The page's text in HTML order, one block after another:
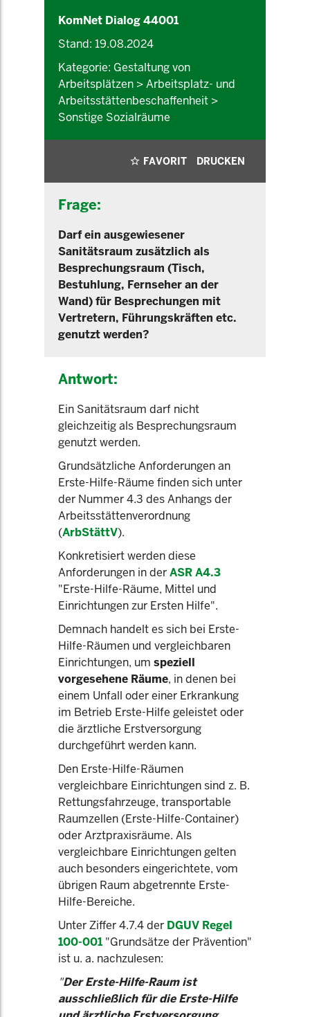
KomNet Dialog 44001
Stand: 19.08.2024
Kategorie: Gestaltung von
Arbeitsplätzen > Arbeitsplatz- und
Arbeitsstättenbeschaffenheit >
Sonstige Sozialräume
FAVORIT DRUCKEN
Frage:
Darf ein ausgewiesener
Sanitätsraum zusätzlich als
Besprechungsraum (Tisch,
Bestuhlung, Fernseher an der
Wand) für Besprechungen mit
Vertretern, Führungskräften etc.
genutzt werden?
Antwort:
Ein Sanitätsraum darf nicht
gleichzeitig als Besprechungsraum
genutzt werden.
Grundsätzliche Anforderungen an
Erste-Hilfe-Räume finden sich unter
der Nummer 4.3 des Anhangs der
Arbeitsstättenverordnung
(ArbStättV).
Konkretisiert werden diese
Anforderungen in derASR A4.3
"Erste-Hilfe-Räume, Mittel und
Einrichtungen zur Ersten Hilfe".
Demnach handelt es sich bei Erste-
Hilfe-Räumen und vergleichbaren
Einrichtungen, um speziell
vorgesehene Räume, in denen bei
einem Unfall oder einer Erkrankung
im Betrieb Erste-Hilfe geleistet oder
die ärztliche Erstversorgung
durchgeführt werden kann.
Den Erste-Hilfe-Räumen
vergleichbare Einrichtungen sind z. B.
Rettungsfahrzeuge, transportable
Raumzellen (Erste-Hilfe-Container)
oder Arztpraxisräume. Als
vergleichbare Einrichtungen gelten
auch besonders eingerichtete, vom
übrigen Raum abgetrennte Erste-
Hilfe-Bereiche.
Unter Ziffer 4.7.4 der DGUV Regel
100-001 "Grundsätze der Prävention"
ist u. a. nachzulesen:
"Der Erste-Hilfe-Raum ist
ausschließlich für die Erste-Hilfe